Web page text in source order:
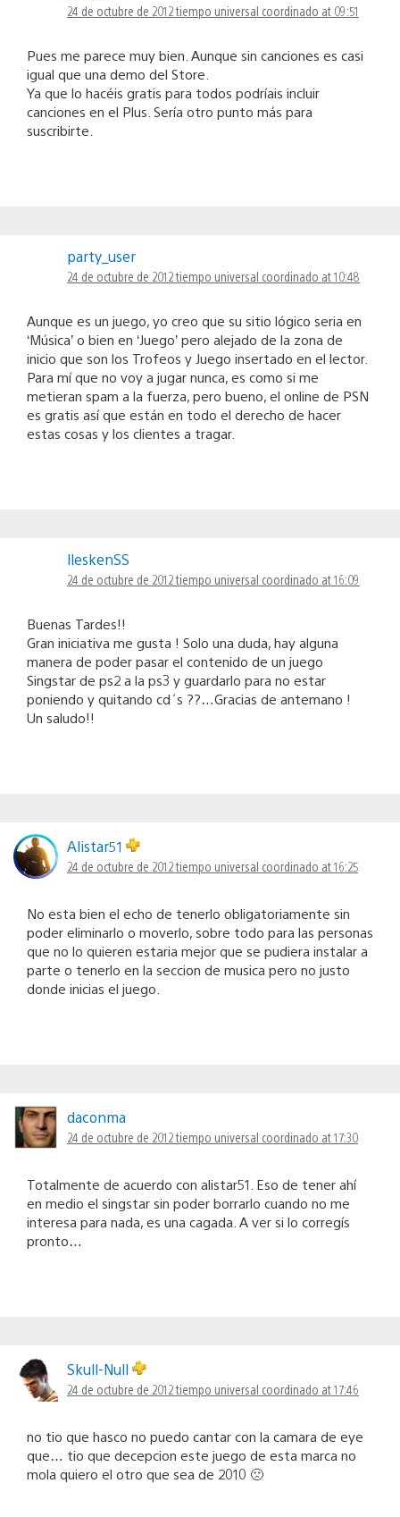
24 de octubre de 2012 tiempo universal coordinado at 09:51
Pues me parece muy bien. Aunque sin canciones es casi
igual que una demo del Store.
Ya que lo hacéis gratis para todos podríais incluir
canciones en el Plus. Sería otro punto más para
suscribirte.
party_user
24 de octubre de 2012 tiempo universal coordinado at 10:48
Aunque es un juego, yo creo que su sitio lógico seria en
‘Música’ o bien en ‘Juego’ pero alejado de la zona de
inicio que son los Trofeos y Juego insertado en el lector.
Para mí que no voy a jugar nunca, es como si me
metieran spam a la fuerza, pero bueno, el online de PSN
es gratis así que están en todo el derecho de hacer
estas cosas y los clientes a tragar.
lleskenSS
24 de octubre de 2012 tiempo universal coordinado at 16:09
Buenas Tardes!!
Gran iniciativa me gusta ! Solo una duda, hay alguna
manera de poder pasar el contenido de un juego
Singstar de ps2 a la ps3 y guardarlo para no estar
poniendo y quitando cd´s ??…Gracias de antemano !
Un saludo!!
Alistar51
24 de octubre de 2012 tiempo universal coordinado at 16:25
No esta bien el echo de tenerlo obligatoriamente sin
poder eliminarlo o moverlo, sobre todo para las personas
que no lo quieren estaria mejor que se pudiera instalar a
parte o tenerlo en la seccion de musica pero no justo
donde inicias el juego.
daconma
24 de octubre de 2012 tiempo universal coordinado at 17:30
Totalmente de acuerdo con alistar51. Eso de tener ahí
en medio el singstar sin poder borrarlo cuando no me
interesa para nada, es una cagada. A ver si lo corregís
pronto…
Skull-Null
24 de octubre de 2012 tiempo universal coordinado at 17:46
no tio que hasco no puedo cantar con la camara de eye
que… tio que decepcion este juego de esta marca no
mola quiero el otro que sea de 2010 🙁